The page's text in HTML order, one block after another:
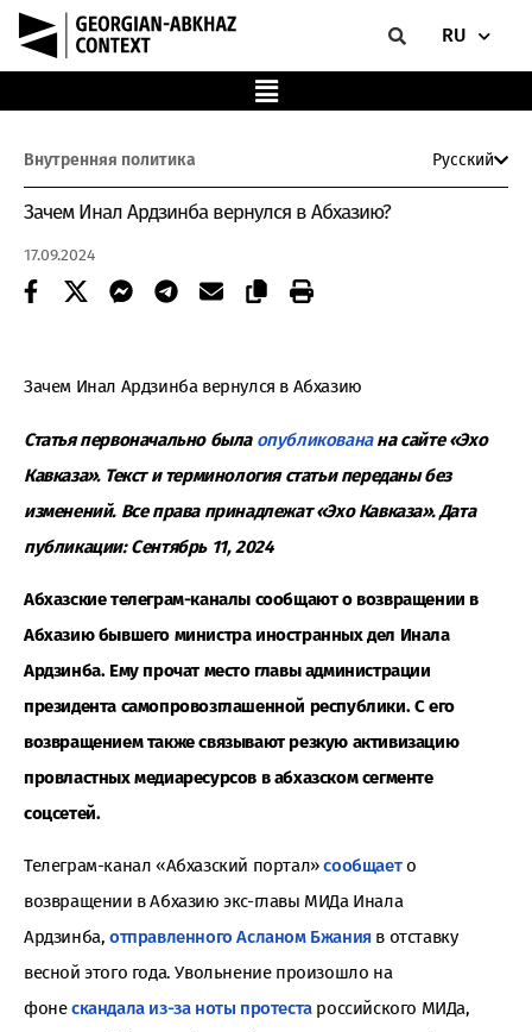
RU
Внутренняя политика Русский
Зачем Инал Ардзинба вернулся в Абхазию?
17.09.2024
Зачем Инал Ардзинба вернулся в Абхазию
Статья первоначально была опубликованана сайте «Эхо
Кавказа». Текст и терминология статьи переданы без
изменений. Все права принадлежат «Эхо Кавказа». Дата
публикации: Сентябрь 11, 2024
Абхазские телеграм-каналы сообщают о возвращении в
Абхазию бывшего министра иностранных дел Инала
Ардзинба. Ему прочат место главы администрации
президента самопровозглашенной республики. С его
возвращением также связывают резкую активизацию
провластных медиаресурсов в абхазском сегменте
соцсетей.
Телеграм-канал «Абхазский портал»сообщаето
возвращении в Абхазию экс-главы МИДа Инала
Ардзинба, отправленного Асланом Бжанияв отставку
весной этого года. Увольнение произошло на
фонескандала из-за ноты протестароссийского МИДа,